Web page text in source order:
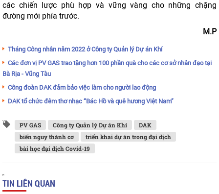
các chiến lược phù hợp và vững vàng cho những chặng
đường mới phía trước.
M.P
Tháng Công nhân năm 2022 ở Công ty Quản lý Dự án Khí
Các đơn vị PV GAS trao tặng hơn 100 phần quà cho các cơ sở nhân đạo tại
Bà Rịa - Vũng Tàu
Công đoàn DAK đảm bảo việc làm cho người lao động
DAK tổ chức đêm thơ nhạc “Bác Hồ và quê hương Việt Nam”
PV GAS Công ty Quản lý Dự án Khí
DAK
biến nguy thành cơ
triển khai dự án trong đại dịch
bài học đại dịch Covid-19
TIN LIÊN QUAN